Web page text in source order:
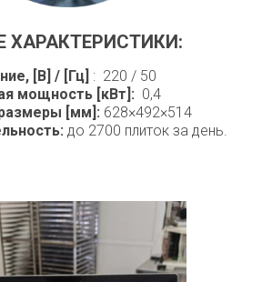
ХАРАКТЕРИСТИКИ:
[В] / [Гц]
мощность [кВт]:
[мм]: